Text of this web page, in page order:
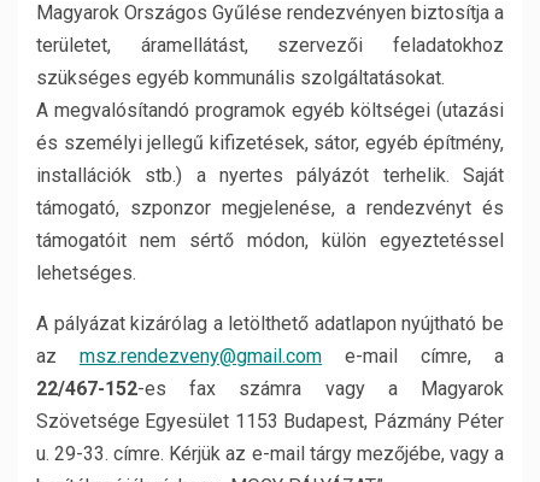
Magyarok Országos Gyűlése rendezvényen biztosítja a
területet, áramellátást, szervezői feladatokhoz
szükséges egyéb kommunális szolgáltatásokat.
A megvalósítandó programok egyéb költségei (utazási
és személyi jellegű kifizetések, sátor, egyéb építmény,
installációk stb.) a nyertes pályázót terhelik. Saját
támogató, szponzor megjelenése, a rendezvényt és
támogatóit nem sértő módon, külön egyeztetéssel
lehetséges.
A pályázat kizárólag a letölthető adatlapon nyújtható be
az msz.rendezveny@gmail.com e-mail címre, a
22/467-152-es fax számra vagy a Magyarok
Szövetsége Egyesület 1153 Budapest, Pázmány Péter
u. 29-33. címre. Kérjük az e-mail tárgy mezőjébe, vagy a